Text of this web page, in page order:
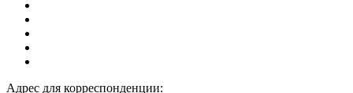
Адрес для корреспонденции: